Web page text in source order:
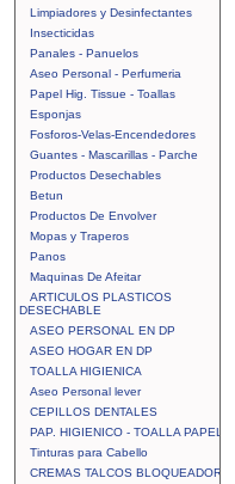
Limpiadores y Desinfectantes
Insecticidas
Panales - Panuelos
Aseo Personal - Perfumeria
Papel Hig. Tissue - Toallas
Esponjas
Fosforos-Velas-Encendedores
Guantes - Mascarillas - Parche
Productos Desechables
Betun
Productos De Envolver
Mopas y Traperos
Panos
Maquinas De Afeitar
ARTICULOS PLASTICOS
DESECHABLE
ASEO PERSONAL EN DP
ASEO HOGAR EN DP
TOALLA HIGIENICA
Aseo Personal lever
CEPILLOS DENTALES
PAP. HIGIENICO - TOALLA PAPEL
Tinturas para Cabello
CREMAS TALCOS BLOQUEADOR